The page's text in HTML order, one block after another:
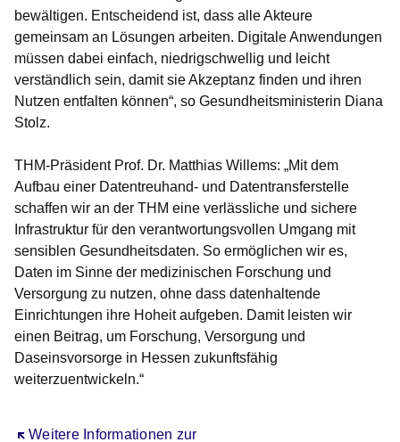
bewältigen. Entscheidend ist, dass alle Akteure
gemeinsam an Lösungen arbeiten. Digitale Anwendungen
müssen dabei einfach, niedrigschwellig und leicht
verständlich sein, damit sie Akzeptanz finden und ihren
Nutzen entfalten können“, so Gesundheitsministerin Diana
Stolz.
THM-Präsident Prof. Dr. Matthias Willems: „Mit dem
Aufbau einer Datentreuhand- und Datentransferstelle
schaffen wir an der THM eine verlässliche und sichere
Infrastruktur für den verantwortungsvollen Umgang mit
sensiblen Gesundheitsdaten. So ermöglichen wir es,
Daten im Sinne der medizinischen Forschung und
Versorgung zu nutzen, ohne dass datenhaltende
Einrichtungen ihre Hoheit aufgeben. Damit leisten wir
einen Beitrag, um Forschung, Versorgung und
Daseinsvorsorge in Hessen zukunftsfähig
weiterzuentwickeln.“
Weitere Informationen zur
Öffnet sich in einem neuen Fenster